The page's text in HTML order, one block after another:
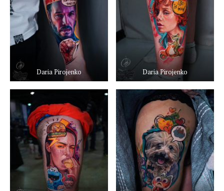
Daria Pirojenko Daria Pirojenko